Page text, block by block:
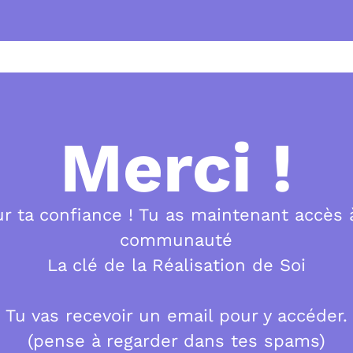
Merci !
ta confiance ! Tu as maintenant accès
communauté
La clé de la Réalisation de Soi
Tu vas recevoir un email pour y accéder.
(pense à regarder dans tes spams)